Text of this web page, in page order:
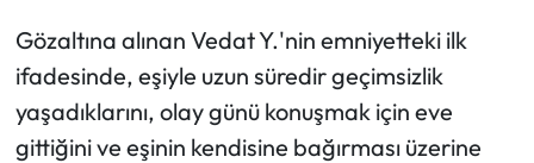
Gözaltına alınan Vedat Y.'nin emniyetteki ilk
ifadesinde, eşiyle uzun süredir geçimsizlik
yaşadıklarını, olay günü konuşmak için eve
gittiğini ve eşinin kendisine bağırması üzerine